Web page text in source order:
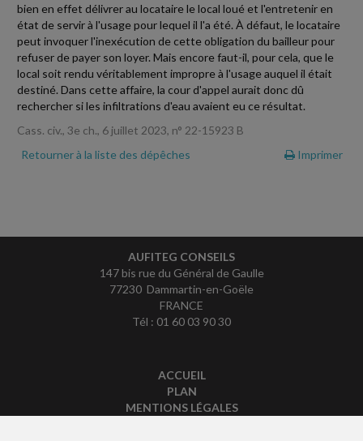
bien en effet délivrer au locataire le local loué et l'entretenir en
état de servir à l'usage pour lequel il l'a été. À défaut, le locataire
peut invoquer l'inexécution de cette obligation du bailleur pour
refuser de payer son loyer. Mais encore faut-il, pour cela, que le
local soit rendu véritablement impropre à l'usage auquel il était
destiné. Dans cette affaire, la cour d'appel aurait donc dû
rechercher si les infiltrations d'eau avaient eu ce résultat.
Cass. civ., 3e ch., 6 juillet 2023, n° 22-15923 B
Retourner à la liste des dépêches
Imprimer
AUFITEG CONSEILS
147 bis rue du Général de Gaulle
77230 Dammartin-en-Goële
FRANCE
Tél : 01 60 03 90 30
ACCUEIL
PLAN
MENTIONS LÉGALES